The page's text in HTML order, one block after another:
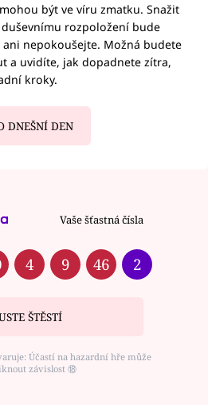
být ve víru zmatku. Snažit
rozpoložení bude
nepokoušejte. Možná budete
a uvidíte, jak dopadnete zítra,
kroky.
DNEŠNÍ DEN
Vaše šťastná čísla
4 9 46 2
ŠTĚSTÍ
Účastí na hazardní hře může
závislost ⑱